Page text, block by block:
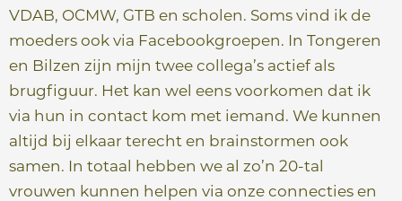
VDAB, OCMW, GTB en scholen. Soms vind ik de
moeders ook via Facebookgroepen. In Tongeren
en Bilzen zijn mijn twee collega’s actief als
brugfiguur. Het kan wel eens voorkomen dat ik
via hun in contact kom met iemand. We kunnen
altijd bij elkaar terecht en brainstormen ook
samen. In totaal hebben we al zo’n 20-tal
vrouwen kunnen helpen via onze connecties en